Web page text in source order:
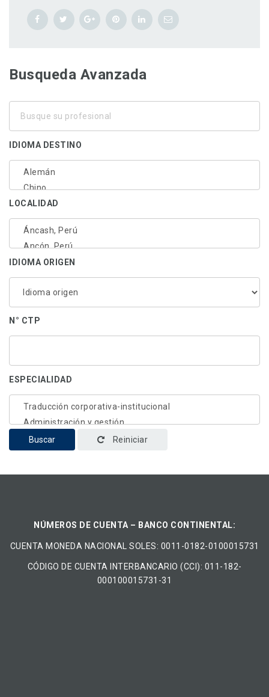
Busqueda Avanzada
IDIOMA DESTINO
LOCALIDAD
IDIOMA ORIGEN
N° CTP
ESPECIALIDAD
Buscar Reiniciar
NÚMEROS DE CUENTA – BANCO CONTINENTAL:
CUENTA MONEDA NACIONAL​ ​SOLES​: 0011-0182-0100015731
CÓDIGO DE CUENTA INTERBANCARIO (CCI): 011-182-
000100015731-31